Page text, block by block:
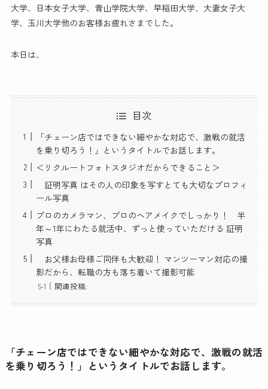
大学、日本女子大学、青山学院大学、早稲田大学、大妻女子大
学、玉川大学他のお客様お疲れさまでした。
本日は、
目次
「チェーン店ではできない細やかな対応で、激戦の就活
を乗り切ろう！」というタイトルでお話します。
＜リクルートフォトスタジオだからできること＞
証明写真 はその人の印象を写すとても大切なプロフィ
ール写真
プロのカメラマン、プロのヘアメイクでしっかり！ 半
年～1年にわたる就活中、ずっと使っていただける 証明
写真
お父様お母様ご同伴も大歓迎！ マンツーマン対応の撮
影だから、転職の方も落ち着いて撮影可能
関連投稿:
「チェーン店ではできない細やかな対応で、激戦の就活
を乗り切ろう！」というタイトルでお話します。